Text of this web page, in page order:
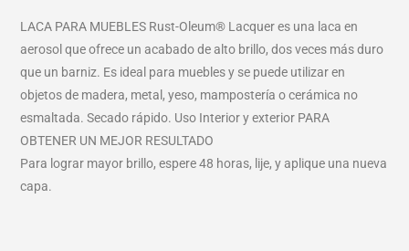
LACA PARA MUEBLES Rust-Oleum® Lacquer es una laca en
aerosol que ofrece un acabado de alto brillo, dos veces más duro
que un barniz. Es ideal para muebles y se puede utilizar en
objetos de madera, metal, yeso, mampostería o cerámica no
esmaltada. Secado rápido. Uso Interior y exterior PARA
OBTENER UN MEJOR RESULTADO
Para lograr mayor brillo, espere 48 horas, lije, y aplique una nueva
capa.